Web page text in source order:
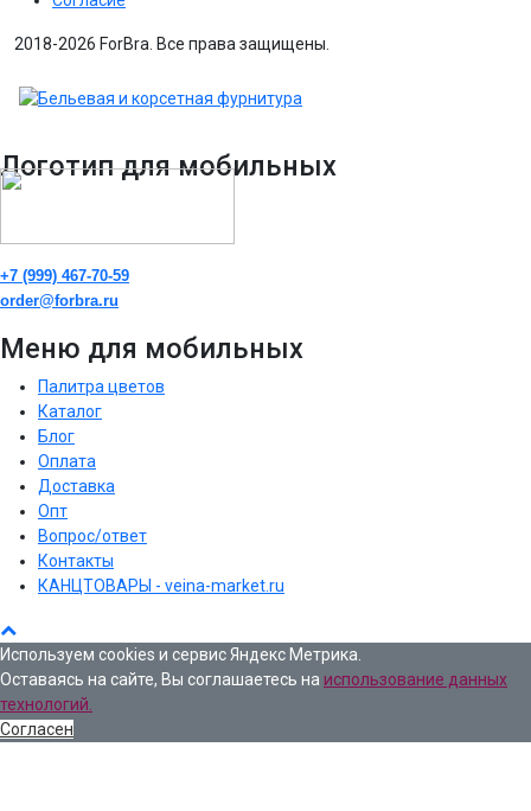
2018-2026 ForBra. Все права защищены.
Логотип для мобильных
+7 (999) 467-70-59
order@forbra.ru
Меню для мобильных
Палитра цветов
Каталог
Блог
Оплата
Доставка
Опт
Вопрос/ответ
Контакты
КАНЦТОВАРЫ - veina-market.ru
Используем cookies и сервис Яндекс Метрика.
Оставаясь на сайте, Вы соглашаетесь на использование данных
технологий.
Согласен